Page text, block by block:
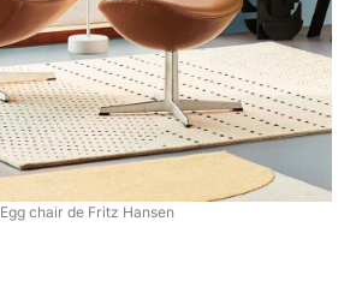
Egg chair de Fritz Hansen